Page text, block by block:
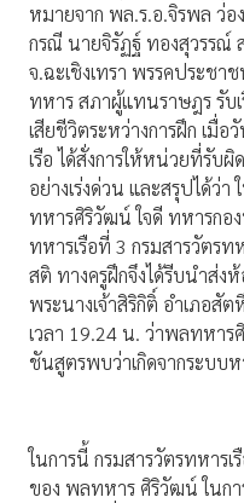
หมายจาก พล.ร.อ.จิรพล ว่อ
กรณี นายจิรัฏฐ์ ทองสุวรรณ์
จ.ฉะเชิงเทรา พรรคประชา
ทหาร สภาผู้แทนราษฎร รับ
เสียชีวิตระหว่างการฝึก เมื่
เรือ ได้สั่งการให้หน่วยที่รับ
อย่างเร่งด่วน และสรุปได้ว่
ทหารศิริวัฒน์ ใจดี ทหารกอ
ทหารเรือที่ 3 กรมสารวัตรท
สติ ทางครูฝึกจึงได้รีบนำส่ง
พระนางเจ้าสิริกิติ์ อำเภอสั
เวลา 19.24 น. ว่าพลทหาร
ชันสูตรพบว่าเกิดจากระบบ
ในการนี้ กรมสารวัตรทหาร
ของ พลทหาร ศิริวัฒน์ ในกา